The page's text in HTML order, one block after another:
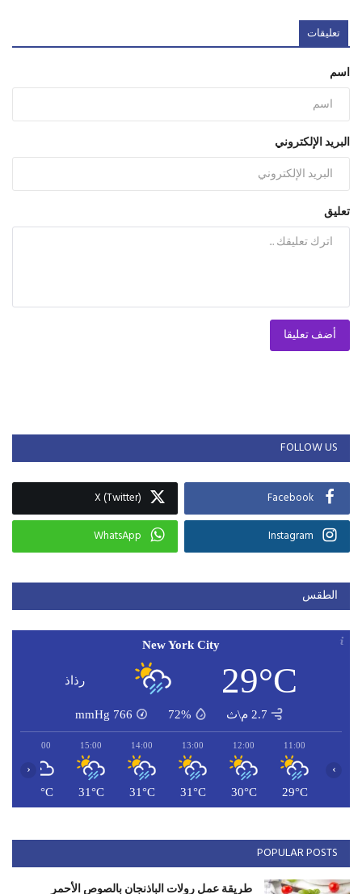
تعليقات
اسم
البريد الإلكتروني
تعليق
أضف تعليقا
FOLLOW US
Facebook
X (Twitter)
Instagram
WhatsApp
الطقس
New York City
29°C رذاذ
2.7 م\ث 72%
766
mmHg
11:00
29°C
12:00
30°C
13:00
31°C
14:00
31°C
15:00
31°C
16:00
32°C
‹ ›
POPULAR POSTS
طريقة عمل رولات الباذنجان بالصوص الأحمر